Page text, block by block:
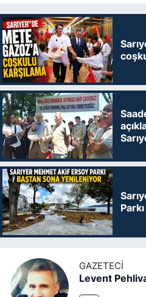
GAZETECI
Levent